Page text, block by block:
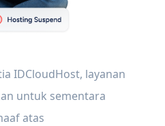
IDCloudHost, layanan
untuk sementara
atas